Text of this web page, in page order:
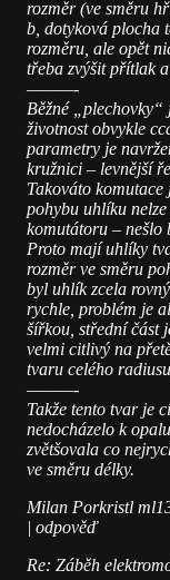
rozměr (ve směru
b, dotyková plocha
rozměru, ale opět
třeba zvýšit přítlak
———-
Běžné „plechovky“
životnost obvykle
parametry je
kružnici – levnější
Takováto
pohybu uhlíku
komutátoru – nešlo
Proto mají uhlíky
rozměr ve směru
byl uhlík zcela
rychle, problém je
šířkou, střední část
velmi citlivý na
tvaru celého
———-
Takže tento tvar je
nedocházelo k
zvětšovala co
ve směru délky.
Milan Porkristl
| odpověď
Re: Záběh